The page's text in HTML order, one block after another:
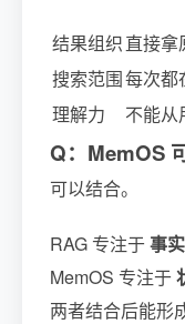
结果组织直接拿
搜索范围每次都
理解力
不能从
Q：MemOS
可以结合。
RAG 专注于事
MemOS 专注于
两者结合后能形